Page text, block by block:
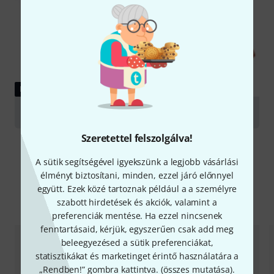
Szeretettel felszolgálva!
A sütik segítségével igyekszünk a legjobb vásárlási
élményt biztosítani, minden, ezzel járó előnnyel
együtt. Ezek közé tartoznak például a a személyre
szabott hirdetések és akciók, valamint a
preferenciák mentése. Ha ezzel nincsenek
fenntartásaid, kérjük, egyszerűen csak add meg
beleegyezésed a sütik preferenciákat,
statisztikákat és marketinget érintő használatára a
„Rendben!” gombra kattintva. (összes mutatása).
KALAUZ
Alternatívák összevetése